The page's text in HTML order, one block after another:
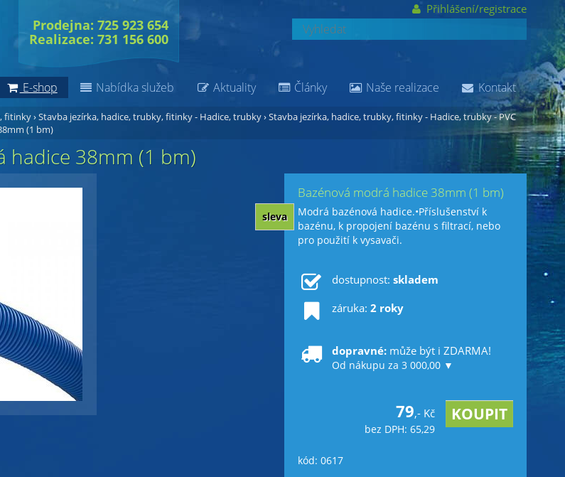
fitinky›Stavba jezírka, hadice, trubky, fitinky - Hadice, trubky›Stavba jezírka, hadice, trubky, fitinky - Hadice, trubky - PVC
(1 bm)
hadice 38mm (1 bm)
Bazénová modrá hadice 38mm (1 bm)
Modrá bazénová hadice.•Příslušenství k
bazénu, k propojení bazénu s filtrací, nebo
pro použití k vysavači.
sleva
dostupnost: skladem
záruka: 2 roky
dopravné: může být i ZDARMA!
Od nákupu za 3 000,00 ▼
79,- Kč
bez DPH: 65,29
kód: 0617
E-shop Nabídka služeb Aktuality Články Naše realizace Kontakt
Prodejna: 725 923 654
Realizace: 731 156 600
Přihlášení/registrace